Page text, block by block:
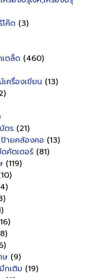
ค๊ต (3)
ตล็ด (460)
ครื่องเขียน (13)
ตร (21)
ายคล้องคอ (13)
คัตเตอร์ (81)
(119)
ษ (9)
กเติม (19)